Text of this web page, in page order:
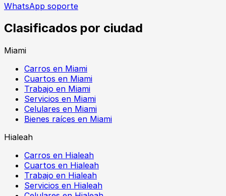
WhatsApp soporte
Clasificados por ciudad
Miami
Carros en Miami
Cuartos en Miami
Trabajo en Miami
Servicios en Miami
Celulares en Miami
Bienes raíces en Miami
Hialeah
Carros en Hialeah
Cuartos en Hialeah
Trabajo en Hialeah
Servicios en Hialeah